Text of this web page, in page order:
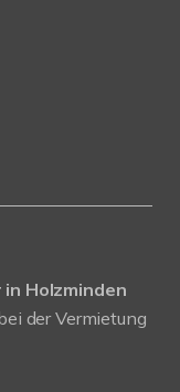
Holzminden
der Vermietung